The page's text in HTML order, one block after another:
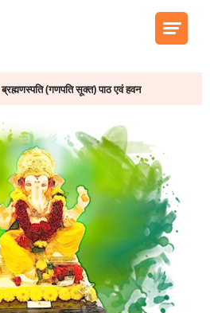
ब्रह्मणस्पति (गणपति सूक्त) पाठ एवं हवन